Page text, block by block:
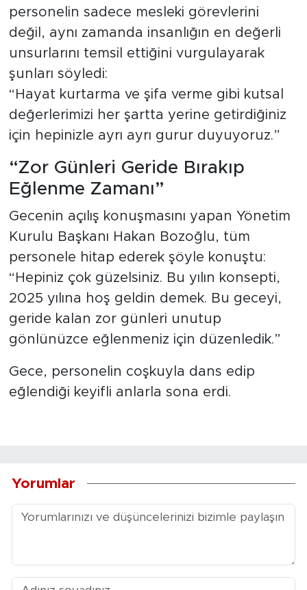
personelin sadece mesleki görevlerini
değil, aynı zamanda insanlığın en değerli
unsurlarını temsil ettiğini vurgulayarak
şunları söyledi:
“Hayat kurtarma ve şifa verme gibi kutsal
değerlerimizi her şartta yerine getirdiğiniz
için hepinizle ayrı ayrı gurur duyuyoruz.”
“Zor Günleri Geride Bırakıp
Eğlenme Zamanı”
Gecenin açılış konuşmasını yapan Yönetim
Kurulu Başkanı Hakan Bozoğlu, tüm
personele hitap ederek şöyle konuştu:
“Hepiniz çok güzelsiniz. Bu yılın konsepti,
2025 yılına hoş geldin demek. Bu geceyi,
geride kalan zor günleri unutup
gönlünüzce eğlenmeniz için düzenledik.”
Gece, personelin coşkuyla dans edip
eğlendiği keyifli anlarla sona erdi.
Yorumlar